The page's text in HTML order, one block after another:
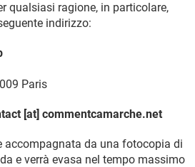
qualsiasi ragione, in particolare,
indirizzo:
Paris
[at] commentcamarche.net
accompagnata da una fotocopia di
e verrà evasa nel tempo massimo